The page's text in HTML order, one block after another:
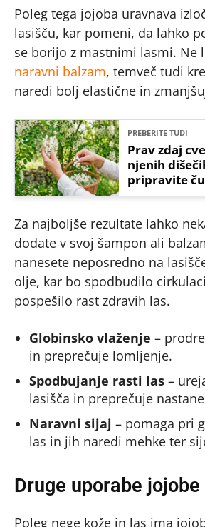
Poleg tega jojoba uravnava
lasišču, kar pomeni, da lahko
se borijo z mastnimi lasmi. Ne
naravni balzam, temveč tudi
naredi bolj elastične in
PREBERITE TUDI
Prav zdaj
njenih
pripravite
Za najboljše rezultate lahko
dodate v svoj šampon ali
nanesete neposredno na
olje, kar bo spodbudilo
pospešilo rast zdravih las.
Globinsko vlaženje –
in preprečuje lomljenje.
Spodbujanje rasti las –
lasišča in preprečuje
Naravni sijaj – pomaga pri
las in jih naredi mehke ter
Druge uporabe jojobe
Poleg nege kože in las ima